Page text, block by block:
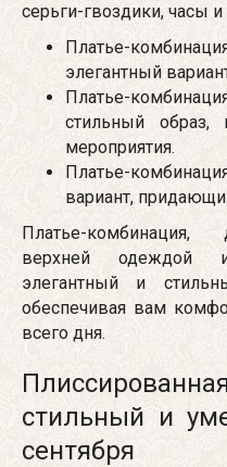
серьги-гвоздики, часы и
Платье-
элегантный
Платье-
стильный образ,
мероприятия.
Платье-
вариант,
Платье-комбинация,
верхней одеждой и
элегантный и
обеспечивая вам
всего дня.
стильный и
сентября